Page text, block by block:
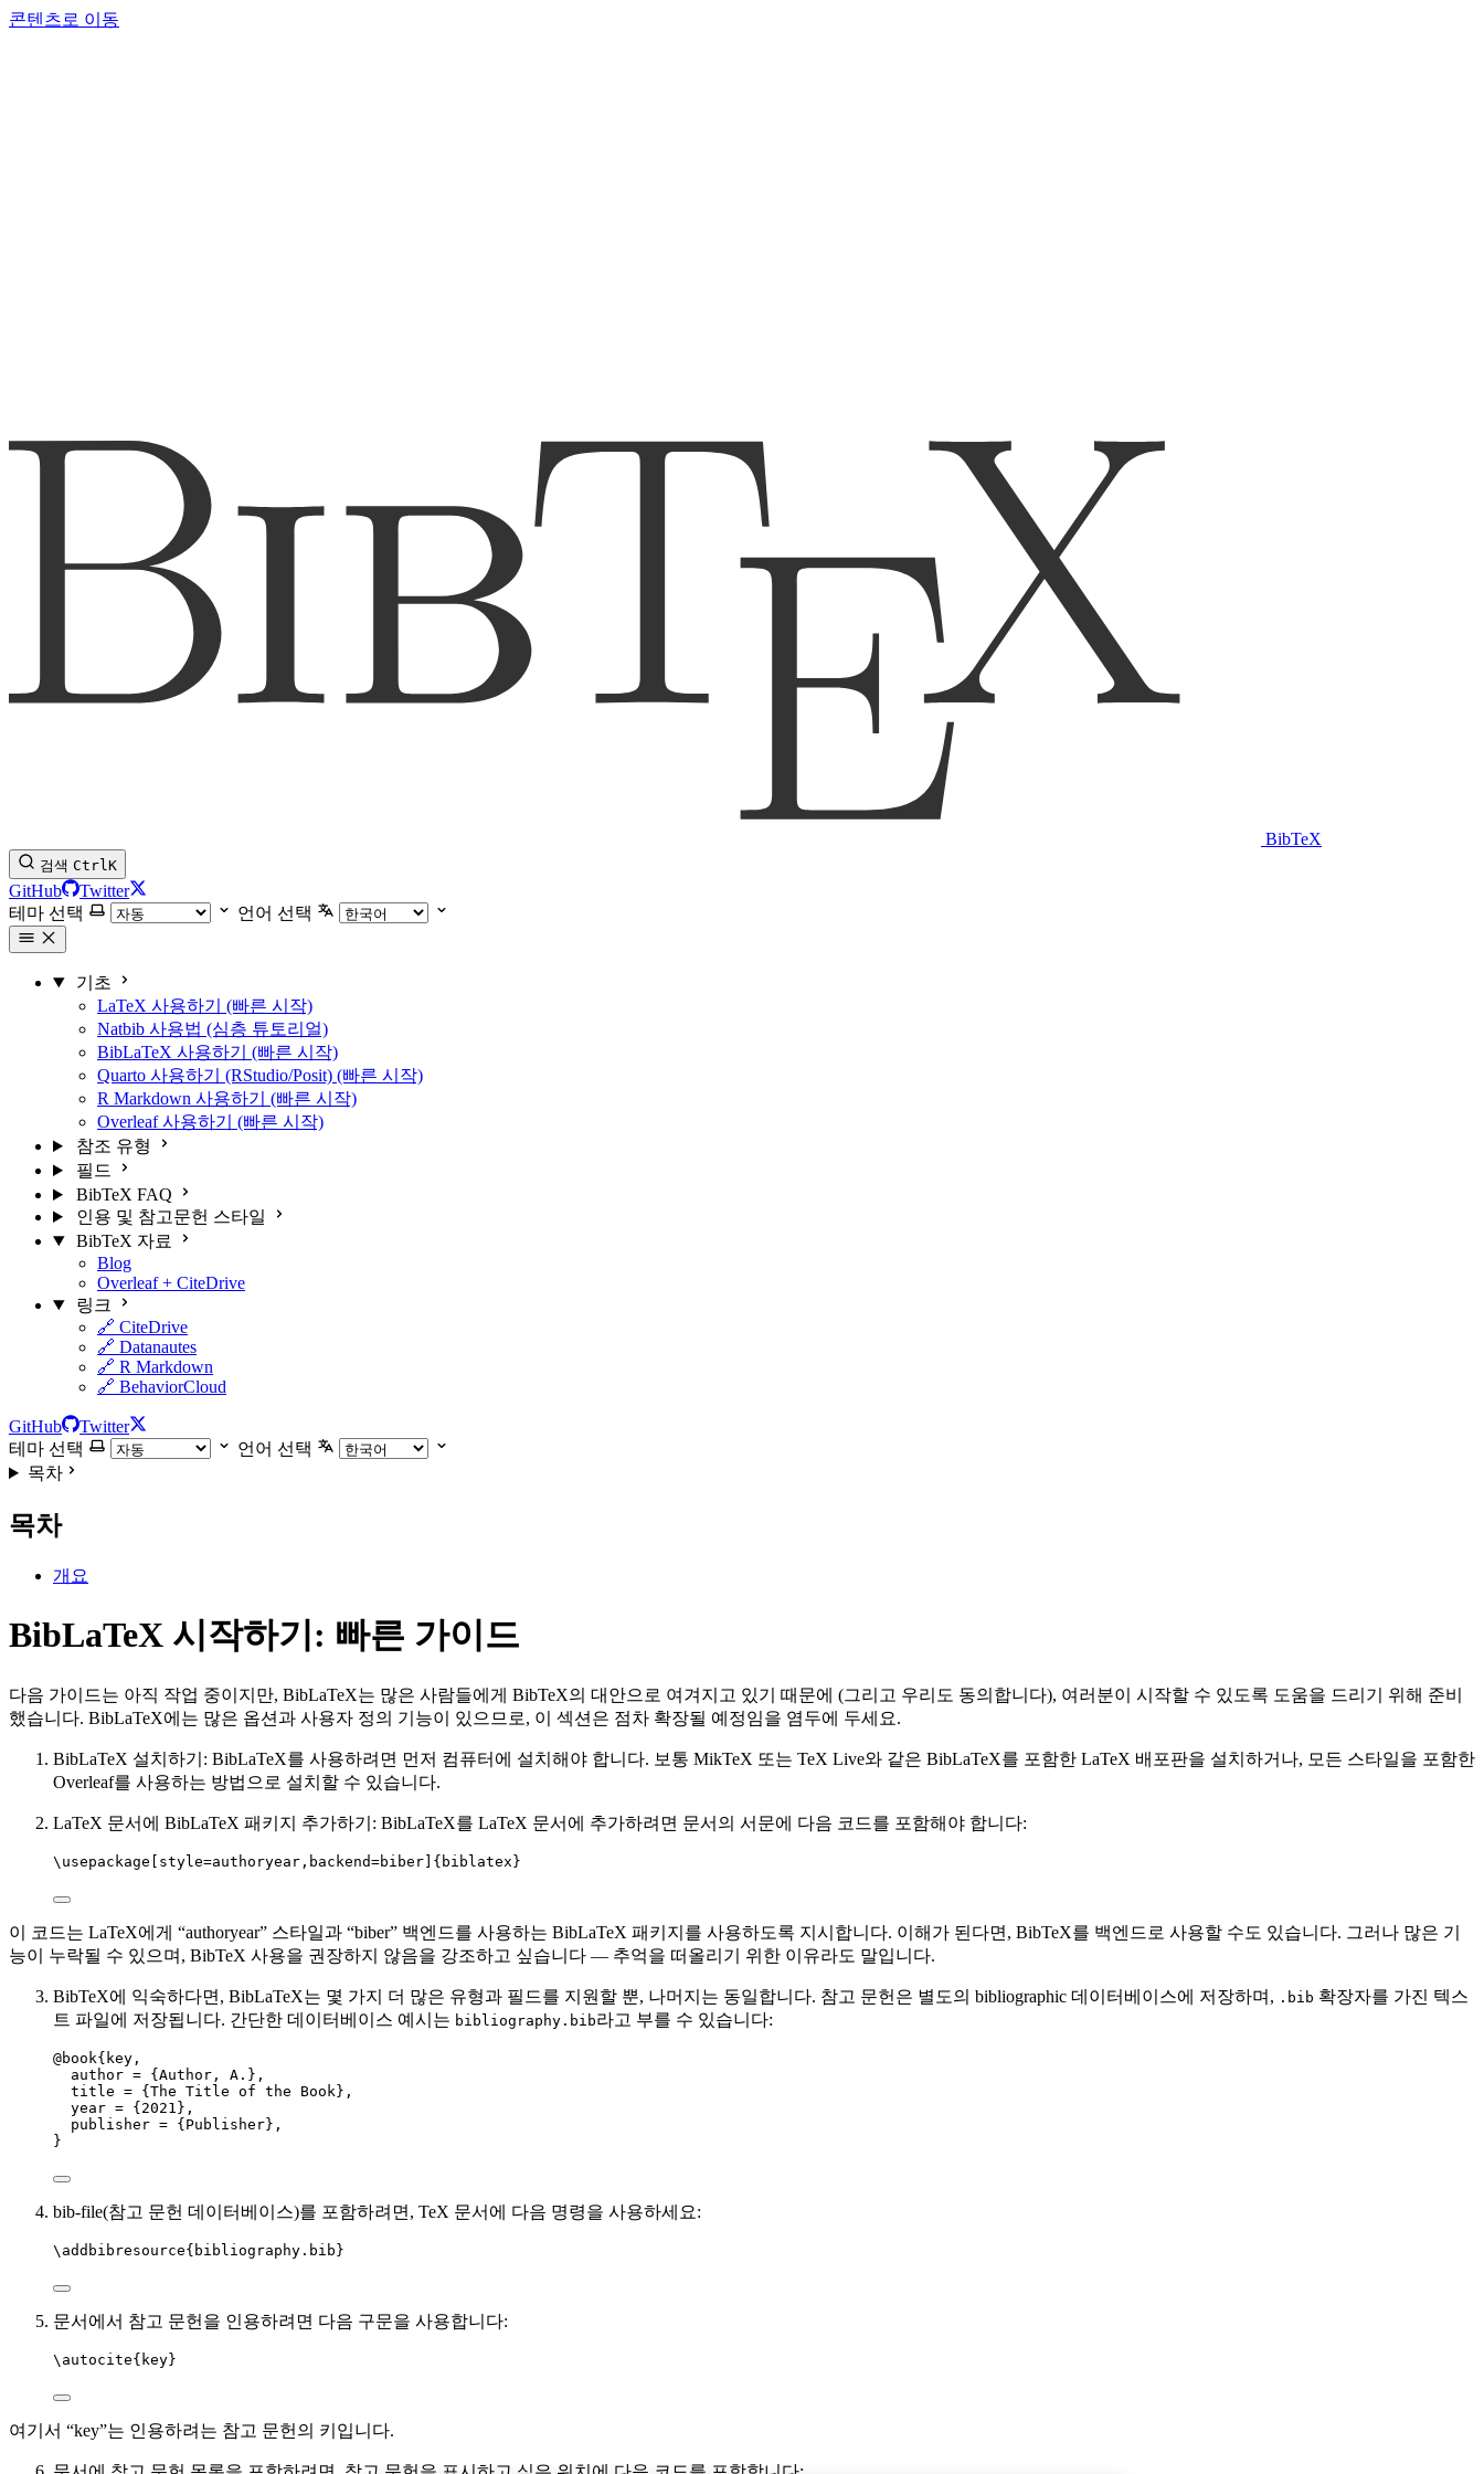
콘텐츠로 이동
BibTeX
검색 CtrlK
GitHub
Twitter
테마 선택
언어 선택
기초
LaTeX 사용하기 (빠른 시작)
Natbib 사용법 (심층 튜토리얼)
BibLaTeX 사용하기 (빠른 시작)
Quarto 사용하기 (RStudio/Posit) (빠른 시작)
R Markdown 사용하기 (빠른 시작)
Overleaf 사용하기 (빠른 시작)
참조 유형
필드
BibTeX FAQ
인용 및 참고문헌 스타일
BibTeX 자료
Blog
Overleaf + CiteDrive
링크
🔗 CiteDrive
🔗 Datanautes
🔗 R Markdown
🔗 BehaviorCloud
GitHub
Twitter
테마 선택
언어 선택
목차
목차
개요
BibLaTeX 시작하기: 빠른 가이드
다음 가이드는 아직 작업 중이지만, BibLaTeX는 많은 사람들에게 BibTeX의 대안으로 여겨지고 있기 때문에 (그리고 우리도 동의합니다), 여러분이 시작할 수 있도록 도움을 드리기 위해 준비
했습니다. BibLaTeX에는 많은 옵션과 사용자 정의 기능이 있으므로, 이 섹션은 점차 확장될 예정임을 염두에 두세요.
BibLaTeX 설치하기: BibLaTeX를 사용하려면 먼저 컴퓨터에 설치해야 합니다. 보통 MikTeX 또는 TeX Live와 같은 BibLaTeX를 포함한 LaTeX 배포판을 설치하거나, 모든 스타일을 포함한
Overleaf를 사용하는 방법으로 설치할 수 있습니다.
LaTeX 문서에 BibLaTeX 패키지 추가하기: BibLaTeX를 LaTeX 문서에 추가하려면 문서의 서문에 다음 코드를 포함해야 합니다:
\usepackage [ style=authoryear,backend=biber]{ biblatex}
이 코드는 LaTeX에게 “authoryear” 스타일과 “biber” 백엔드를 사용하는 BibLaTeX 패키지를 사용하도록 지시합니다. 이해가 된다면, BibTeX를 백엔드로 사용할 수도 있습니다. 그러나 많은 기
능이 누락될 수 있으며, BibTeX 사용을 권장하지 않음을 강조하고 싶습니다 — 추억을 떠올리기 위한 이유라도 말입니다.
BibTeX에 익숙하다면, BibLaTeX는 몇 가지 더 많은 유형과 필드를 지원할 뿐, 나머지는 동일합니다. 참고 문헌은 별도의 bibliographic 데이터베이스에 저장하며, .bib 확장자를 가진 텍스
트 파일에 저장됩니다. 간단한 데이터베이스 예시는 bibliography.bib라고 부를 수 있습니다:
@book{key,
author = {Author, A.},
title = {The Title of the Book},
year = {2021},
publisher = {Publisher},
}
bib-file(참고 문헌 데이터베이스)를 포함하려면, TeX 문서에 다음 명령을 사용하세요:
\addbibresource{bibliography.bib}
문서에서 참고 문헌을 인용하려면 다음 구문을 사용합니다:
\autocite{ key}
여기서 “key”는 인용하려는 참고 문헌의 키입니다.